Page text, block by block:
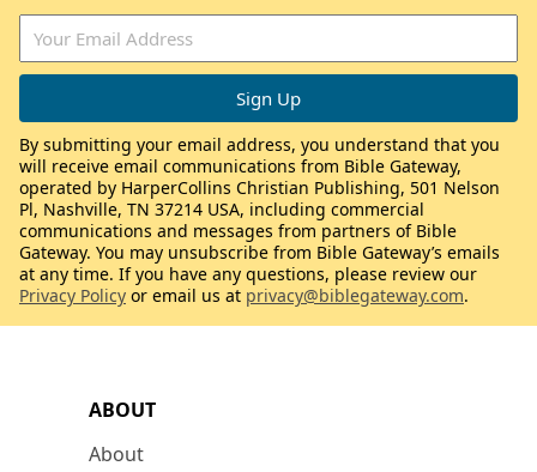
ABOUT
About
By submitting your email address, you understand that you
will receive email communications from Bible Gateway,
operated by HarperCollins Christian Publishing, 501 Nelson
Pl, Nashville, TN 37214 USA, including commercial
communications and messages from partners of Bible
Gateway. You may unsubscribe from Bible Gateway’s emails
at any time. If you have any questions, please review our
Privacy Policy or email us at privacy@biblegateway.com.